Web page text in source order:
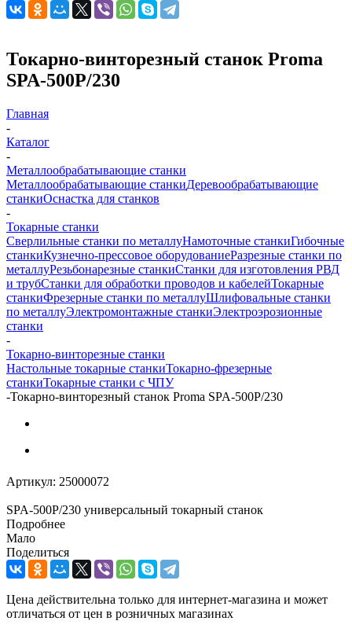
Токарно-винторезный станок Proma
SPA-500P/230
Главная
-
Каталог
-
Металлообрабатывающие станки
Металлообрабатывающие станкиДеревообрабатывающие
станкиОснастка для станков
-
Токарные станки
Сверлильные станки по металлуНамоточные станкиГибочные
станкиКузнечно-прессовое оборудованиеРазрезные станки по
металлуРезьбонарезные станкиСтанки для изготовления РВД
и трубСтанки для обработки проводов и кабелейТокарные
станкиФрезерные станки по металлуШлифовальные станки
по металлуЭлектромонтажные станкиЭлектроэрозионные
станки
-
Токарно-винторезные станки
Настольные токарные станкиТокарно-фрезерные
станкиТокарные станки с ЧПУ
-Токарно-винторезный станок Proma SPA-500P/230
Артикул: 25000072
SPA-500P/230 универсальный токарный станок
Подробнее
Мало
Поделиться
Цена действительна только для интернет-магазина и может
отличаться от цен в розничных магазинах